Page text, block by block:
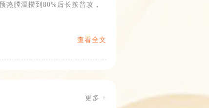
热膛温攒到80%后长按普攻，
查看全文
更多 +